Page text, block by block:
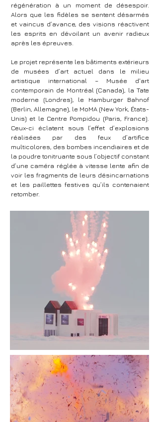
régénération à un moment de désespoir.
Alors que les fidèles se sentent désarmés
et vaincus d’avance, des visions réactivent
les esprits en dévoilant un avenir radieux
après les épreuves.
Le projet représente les bâtiments extérieurs
de musées d’art actuel dans le milieu
artistique international – Musée d'art
contemporain de Montréal (Canada), la Tate
moderne (Londres), le Hamburger Bahnof
(Berlin, Allemagne), le MoMA (New York, États-
Unis) et le Centre Pompidou (Paris, France).
Ceux-ci éclatent sous l’effet d’explosions
réalisées par des feux d’artifice
multicolores, des bombes incendiaires et de
la poudre tonitruante sous l’objectif constant
d’une caméra réglée à vitesse lente afin de
voir les fragments de leurs désincarnations
et les paillettes festives qu’ils contenaient
retomber.